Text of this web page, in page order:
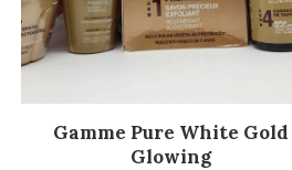
AJOUTER AU PANIER
Gamme Pure White Gold
Glowing